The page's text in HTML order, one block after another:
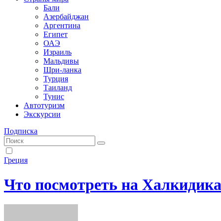
Бали
Азербайджан
Аргентина
Египет
ОАЭ
Израиль
Мальдивы
Шри-ланка
Турция
Таиланд
Тунис
Автотуризм
Экскурсии
Подписка
Греция
Что посмотреть на